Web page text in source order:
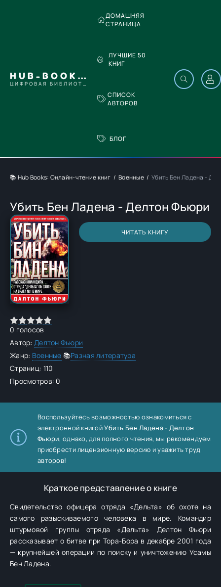
HUB-BOOKS.COM
ЦИФРОВАЯ БИБЛИОТЕКА
ДОМАШНЯЯ
СТРАНИЦА
ЛУЧШИЕ 50
КНИГ
СПИСОК
АВТОРОВ
БЛОГ
📚 Hub Books: Онлайн-чтение книг Военные Убить Бен Ладена -
Убить Бен Ладена - Делтон Фьюри
ЧИТАТЬ КНИГУ
0 голосов
Автор: Делтон Фьюри
Жанр: Военные 📚Разная литература
Страниц: 110
Просмотров: 0
Воспользуйтесь возможностью ознакомиться с
электронной книгойУбить Бен Ладена - Делтон
Фьюри, однако, для полного чтения, мы рекомендуем
приобрести лицензионную версию и уважить труд
авторов!
Краткое представление о книге
Свидетельство офицера отряда «Дельта» об охоте на
самого разыскиваемого человека в мире. Командир
штурмовой группы отряда «Дельта» Делтон Фьюри
рассказывает о битве при Тора-Бора в декабре 2001 года
— крупнейшей операции по поиску и уничтожению Усамы
Бен Ладена.